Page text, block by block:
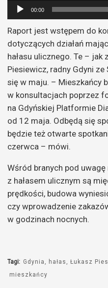
Odtwarzacz
plików
dźwiękowych
00:00
Raport jest wstępem do
dotyczących działań
hałasu ulicznego. Te – jak
Piesiewicz, radny Gdyni
się w maju. – Mieszkańcy
w konsultacjach poprzez
na Gdyńskiej Platformie
od 12 maja. Odbędą się
będzie też otwarte
czerwca – mówi.
Wśród branych pod
z hałasem ulicznym są
prędkości, budowa
czy wprowadzenie
w godzinach nocnych.
Tagi: Gdynia hałas Łukasz
mieszkańcy